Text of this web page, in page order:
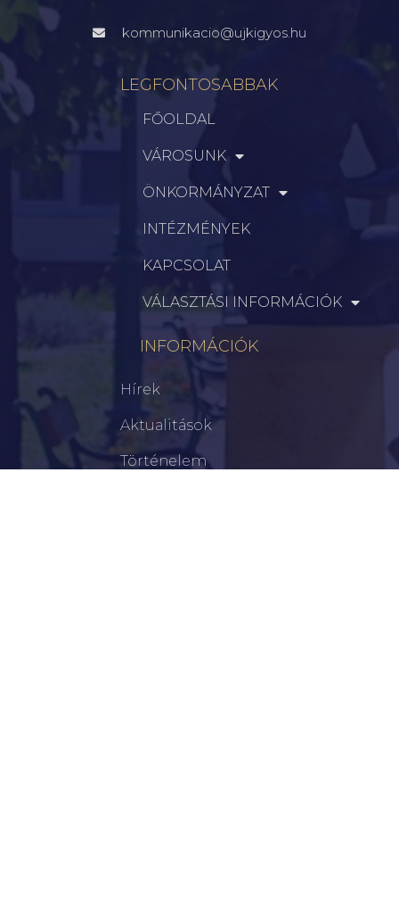
kommunikacio@ujkigyos.hu
LEGFONTOSABBAK
FŐOLDAL
VÁROSUNK
ÖNKORMÁNYZAT
INTÉZMÉNYEK
KAPCSOLAT
VÁLASZTÁSI INFORMÁCIÓK
INFORMÁCIÓK
Hírek
Aktualitások
Történelem